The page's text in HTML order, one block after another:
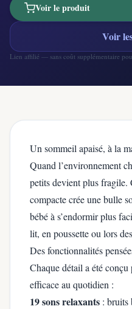
Voir le produit
Voir
Lien affilié — sans coût supplémentaire
Un sommeil apaisé, à la
Quand l’environnement
petits devient plus fragile.
compacte crée une bulle
bébé à s’endormir plus
lit, en poussette ou lors
Des fonctionnalités
Chaque détail a été
efficace au quotidien :
19 sons relaxants : bruits